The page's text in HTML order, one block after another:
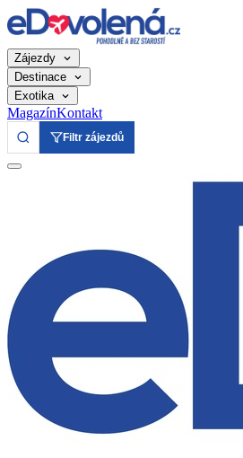
Zájezdy
Destinace
Exotika
MagazínKontakt
Filtr zájezdů